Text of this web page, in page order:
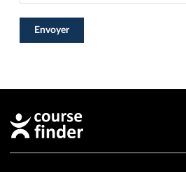
Envoyer